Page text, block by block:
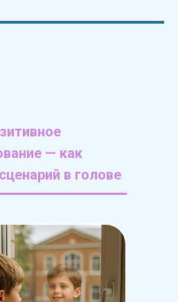
— как
в голове